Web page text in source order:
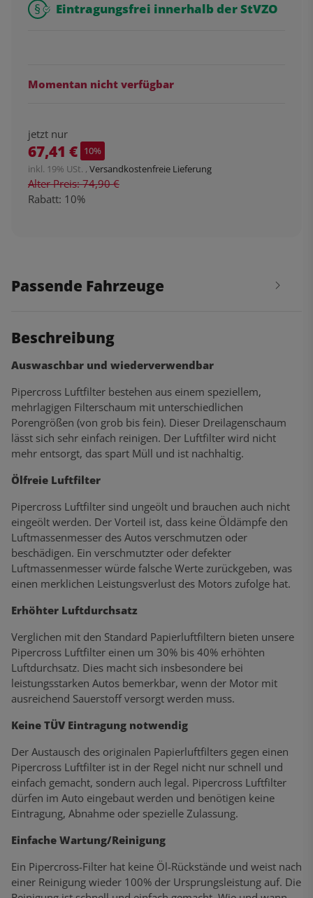
Eintragungsfrei innerhalb der StVZO
Momentan nicht verfügbar
jetzt nur
67,41 € 10%
inkl. 19% USt. , Versandkostenfreie Lieferung
Alter Preis: 74,90 €
Rabatt: 10%
Passende Fahrzeuge
Beschreibung
Auswaschbar und wiederverwendbar
Pipercross Luftfilter bestehen aus einem speziellem,
mehrlagigen Filterschaum mit unterschiedlichen
Porengrößen (von grob bis fein). Dieser Dreilagenschaum
lässt sich sehr einfach reinigen. Der Luftfilter wird nicht
mehr entsorgt, das spart Müll und ist nachhaltig.
Ölfreie Luftfilter
Pipercross Luftfilter sind ungeölt und brauchen auch nicht
eingeölt werden. Der Vorteil ist, dass keine Öldämpfe den
Luftmassenmesser des Autos verschmutzen oder
beschädigen. Ein verschmutzter oder defekter
Luftmassenmesser würde falsche Werte zurückgeben, was
einen merklichen Leistungsverlust des Motors zufolge hat.
Erhöhter Luftdurchsatz
Verglichen mit den Standard Papierluftfiltern bieten unsere
Pipercross Luftfilter einen um 30% bis 40% erhöhten
Luftdurchsatz. Dies macht sich insbesondere bei
leistungsstarken Autos bemerkbar, wenn der Motor mit
ausreichend Sauerstoff versorgt werden muss.
Keine TÜV Eintragung notwendig
Der Austausch des originalen Papierluftfilters gegen einen
Pipercross Luftfilter ist in der Regel nicht nur schnell und
einfach gemacht, sondern auch legal. Pipercross Luftfilter
dürfen im Auto eingebaut werden und benötigen keine
Eintragung, Abnahme oder spezielle Zulassung.
Einfache Wartung/Reinigung
Ein Pipercross-Filter hat keine Öl-Rückstände und weist nach
einer Reinigung wieder 100% der Ursprungsleistung auf. Die